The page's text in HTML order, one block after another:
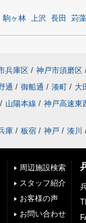
駒ヶ林 上沢 長田 苅藻
兵庫区 / 神戸市須磨区
通 / 御船通 / 湊町 / 大
/ 山陽本線 / 神戸高速東
庫 / 板宿 / 神戸 / 湊川
周辺施設検索
スタッフ紹介
お客様の声
お問い合わせ